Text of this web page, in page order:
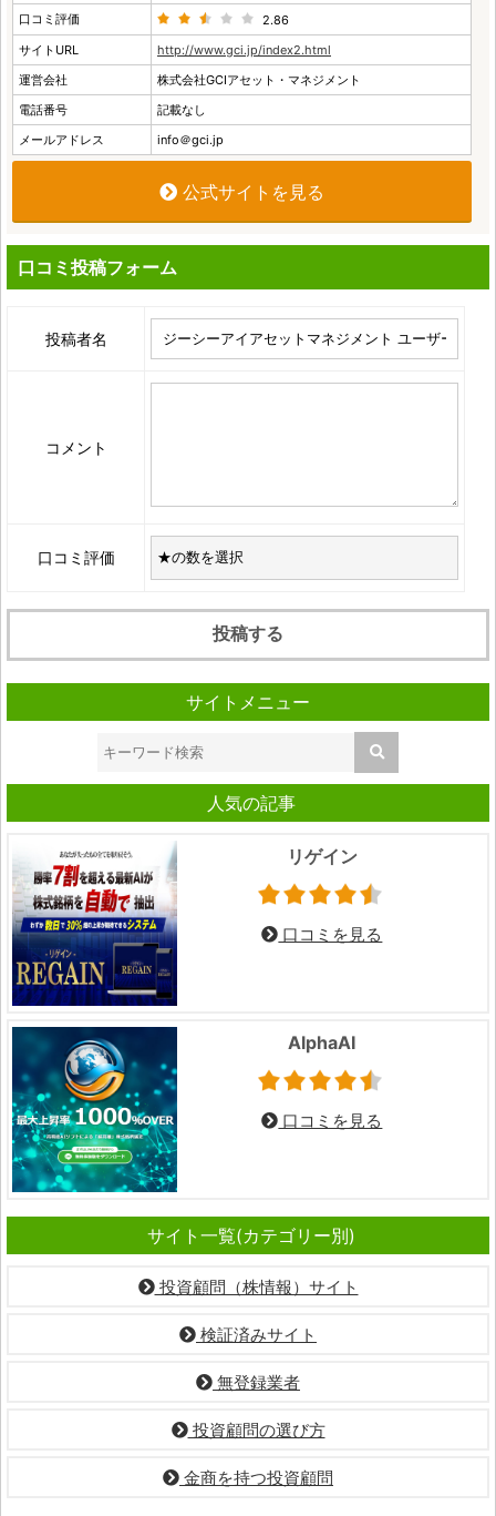
口コミ評価
2.86
サイトURL
http://www.gci.jp/index2.html
運営会社
株式会社GCIアセット・マネジメント
電話番号
記載なし
メールアドレス
info＠gci.jp
公式サイトを見る
口コミ投稿フォーム
投稿者名
コメント
口コミ評価
サイトメニュー
人気の記事
リゲイン
口コミを見る
AlphaAI
口コミを見る
サイト一覧(カテゴリー別)
投資顧問（株情報）サイト
検証済みサイト
無登録業者
投資顧問の選び方
金商を持つ投資顧問